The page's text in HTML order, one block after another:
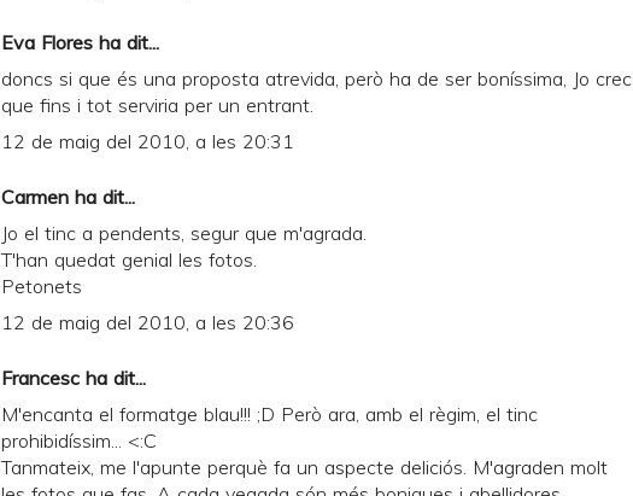
Eva Flores ha dit...
doncs si que és una proposta atrevida, però ha de ser boníssima, Jo crec
que fins i tot serviria per un entrant.
12 de maig del 2010, a les 20:31
Carmen ha dit...
Jo el tinc a pendents, segur que m'agrada.
T'han quedat genial les fotos.
Petonets
12 de maig del 2010, a les 20:36
Francesc ha dit...
M'encanta el formatge blau!!! ;D Però ara, amb el règim, el tinc
prohibidíssim... <:C
Tanmateix, me l'apunte perquè fa un aspecte deliciós. M'agraden molt